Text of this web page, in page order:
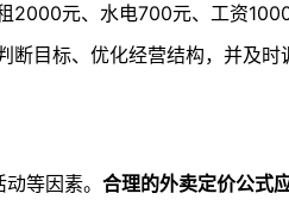
元、水电700元、工资
目标、优化经营结构，并及时
等因素。 合理的外卖定价公式